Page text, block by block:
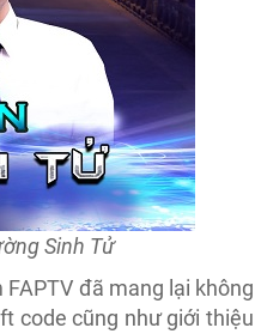
Sinh Tử
đã mang lại không
code cũng như giới thiệu